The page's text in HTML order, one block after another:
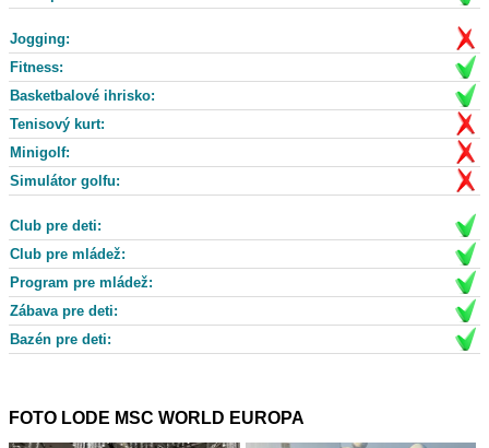
Jogging:
Fitness:
Basketbalové ihrisko:
Tenisový kurt:
Minigolf:
Simulátor golfu:
Club pre deti:
Club pre mládež:
Program pre mládež:
Zábava pre deti:
Bazén pre deti:
FOTO LODE MSC WORLD EUROPA